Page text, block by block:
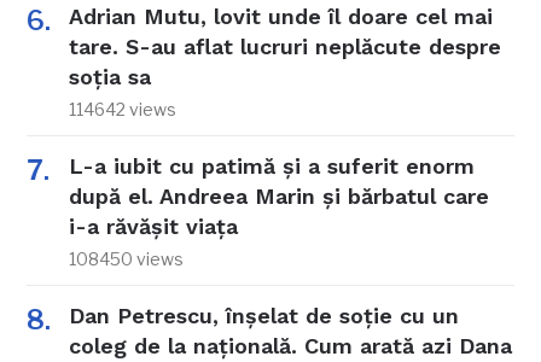
Adrian Mutu, lovit unde îl doare cel mai
tare. S-au aflat lucruri neplăcute despre
soția sa
114642 views
L-a iubit cu patimă și a suferit enorm
după el. Andreea Marin și bărbatul care
i-a răvășit viața
108450 views
Dan Petrescu, înșelat de soție cu un
coleg de la națională. Cum arată azi Dana